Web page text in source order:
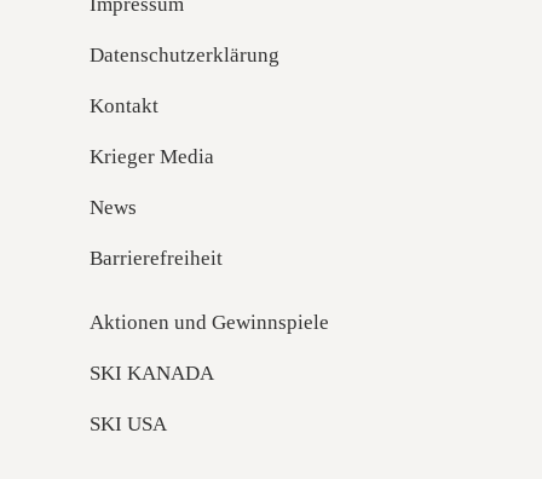
Datenschutzerklärung
Kontakt
Krieger Media
News
Barrierefreiheit
Aktionen und Gewinnspiele
SKI KANADA
SKI USA